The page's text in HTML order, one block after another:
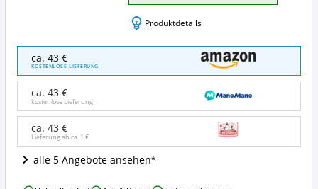
Produktdetails
in-
Hundebett
DB00312
Angebote:
ist
dieses
ca. 43 €
KOSTENLOSE LIEFERUNG
ca. 43 €
kostenlose Lieferung
ca. 43 €
Lieferung ab ca. 1 €
alle 5 Angebote ansehen